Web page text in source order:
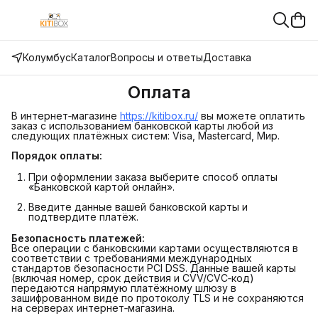
КолумбусКаталогВопросы и ответыДоставка
Оплата
В интернет‑магазине https://kitibox.ru/ вы можете оплатить
заказ с использованием банковской карты любой из
следующих платёжных систем: Visa, Mastercard, Мир.
Порядок оплаты:
При оформлении заказа выберите способ оплаты
«Банковской картой онлайн».
Введите данные вашей банковской карты и
подтвердите платёж.
Безопасность платежей:
Все операции с банковскими картами осуществляются в
соответствии с требованиями международных
стандартов безопасности PCI DSS. Данные вашей карты
(включая номер, срок действия и CVV/CVC‑код)
передаются напрямую платёжному шлюзу в
зашифрованном виде по протоколу TLS и не сохраняются
на серверах интернет‑магазина.